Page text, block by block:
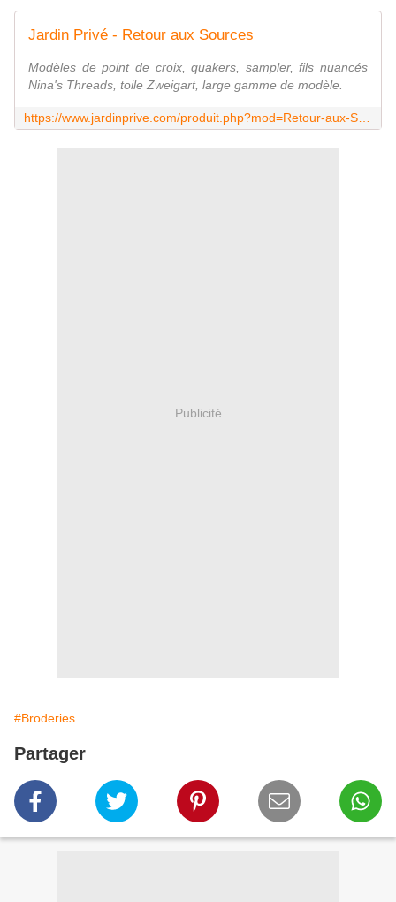
Jardin Privé - Retour aux Sources
Modèles de point de croix, quakers, sampler, fils nuancés
Nina's Threads, toile Zweigart, large gamme de modèle.
Publicité
#Broderies
Partager